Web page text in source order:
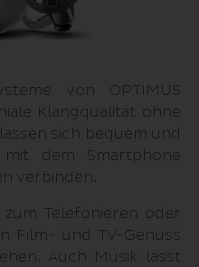
von OPTIMUS
Klangqualität ohne
sich bequem und
dem Smartphone
verbinden.
Telefonieren oder
Film- und TV-Genuss
Auch Musik lässt